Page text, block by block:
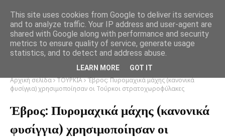
Αρχική σελίδα ΤΟΥΡΚΙΑ Έβρος: Πυρομαχικά μάχης (κανονικά
φυσίγγια) χρησιμοποίησαν οι Τούρκοι στρατοχωροφύλακες
Έβρος: Πυρομαχικά μάχης (κανονικά
φυσίγγια) χρησιμοποίησαν οι
This site uses cookies from Google to deliver its services
and to analyze traffic. Your IP address and user-agent are
shared with Google along with performance and security
metrics to ensure quality of service, generate usage
statistics, and to detect and address abuse.
LEARN MORE GOT IT